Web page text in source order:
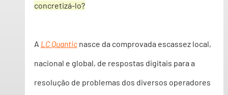
concretizá-lo?
A LC Quantic nasce da comprovada escassez local,
nacional e global, de respostas digitais para a
resolução de problemas dos diversos operadores